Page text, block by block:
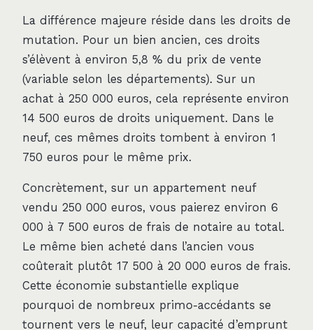
La différence majeure réside dans les droits de
mutation. Pour un bien ancien, ces droits
s’élèvent à environ 5,8 % du prix de vente
(variable selon les départements). Sur un
achat à 250 000 euros, cela représente environ
14 500 euros de droits uniquement. Dans le
neuf, ces mêmes droits tombent à environ 1
750 euros pour le même prix.
Concrètement, sur un appartement neuf
vendu 250 000 euros, vous paierez environ 6
000 à 7 500 euros de frais de notaire au total.
Le même bien acheté dans l’ancien vous
coûterait plutôt 17 500 à 20 000 euros de frais.
Cette économie substantielle explique
pourquoi de nombreux primo-accédants se
tournent vers le neuf, leur capacité d’emprunt